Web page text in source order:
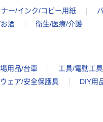
ナー/インク/コピー用紙
酒 衛生/医療/介護
場用品/台車 工具/電動工具
ェア/安全保護具 DIY用